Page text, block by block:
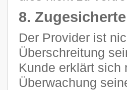
8.
Der Provider ist
Überschreitung
Kunde erklärt sich
Überwachung